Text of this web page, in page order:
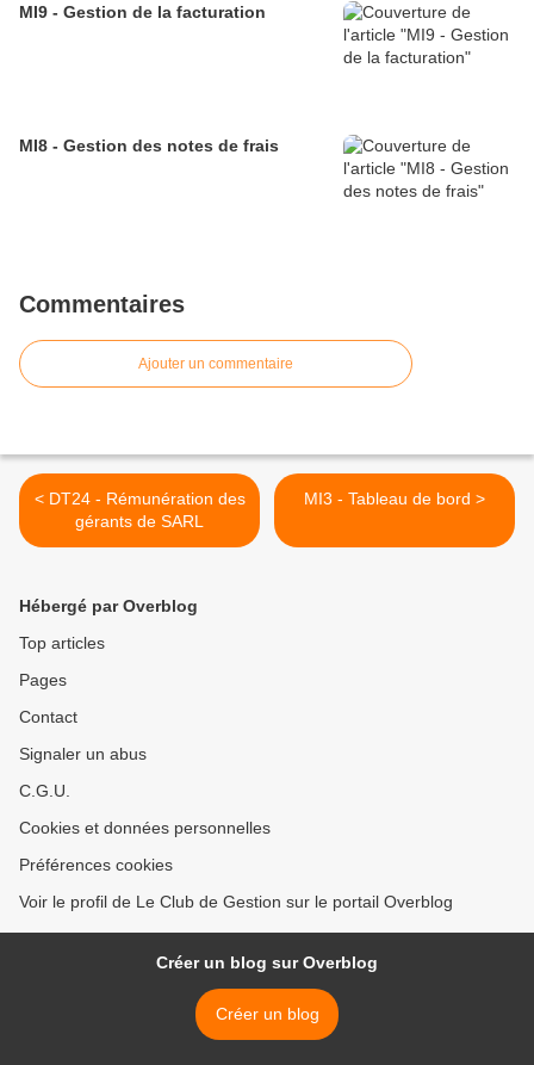
MI9 - Gestion de la facturation
MI8 - Gestion des notes de frais
Commentaires
Ajouter un commentaire
< DT24 - Rémunération des
gérants de SARL
MI3 - Tableau de bord >
Hébergé par Overblog
Top articles
Pages
Contact
Signaler un abus
C.G.U.
Cookies et données personnelles
Préférences cookies
Voir le profil de Le Club de Gestion sur le portail Overblog
Créer un blog sur Overblog
Créer un blog